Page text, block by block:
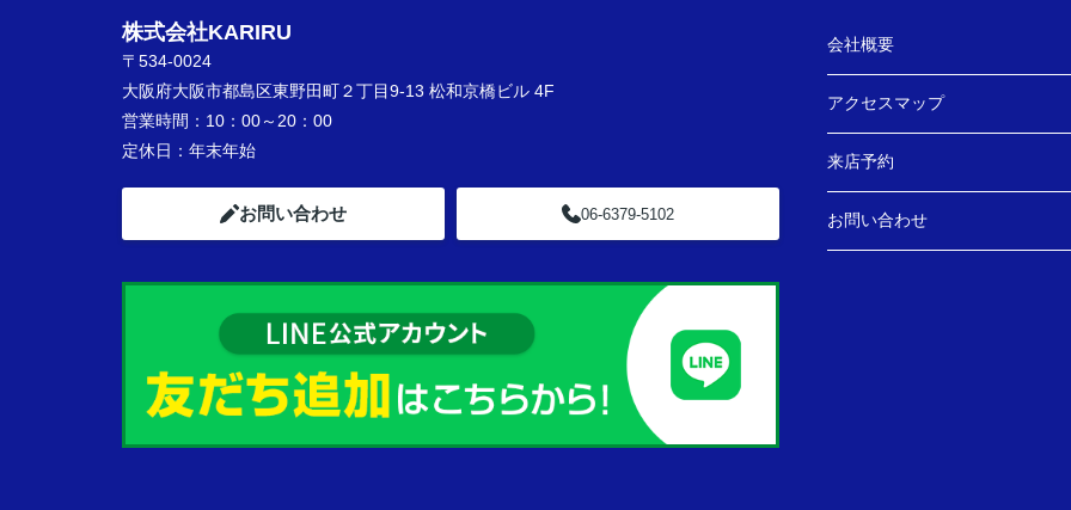
株式会社KARIRU
〒534-0024
大阪府大阪市都島区東野田町２丁目9-13 松和京橋ビル 4F
営業時間： 10：00～20：00
定休日： 年末年始
お問い合わせ 06-6379-5102
会社概要
アクセスマップ
来店予約
お問い合わせ